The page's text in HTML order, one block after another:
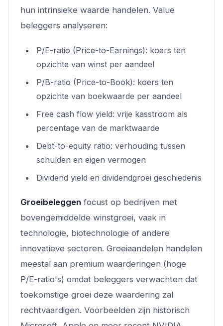
hun intrinsieke waarde handelen. Value
beleggers analyseren:
P/E-ratio (Price-to-Earnings): koers ten
opzichte van winst per aandeel
P/B-ratio (Price-to-Book): koers ten
opzichte van boekwaarde per aandeel
Free cash flow yield: vrije kasstroom als
percentage van de marktwaarde
Debt-to-equity ratio: verhouding tussen
schulden en eigen vermogen
Dividend yield en dividendgroei geschiedenis
Groeibeleggen focust op bedrijven met
bovengemiddelde winstgroei, vaak in
technologie, biotechnologie of andere
innovatieve sectoren. Groeiaandelen handelen
meestal aan premium waarderingen (hoge
P/E-ratio's) omdat beleggers verwachten dat
toekomstige groei deze waardering zal
rechtvaardigen. Voorbeelden zijn historisch